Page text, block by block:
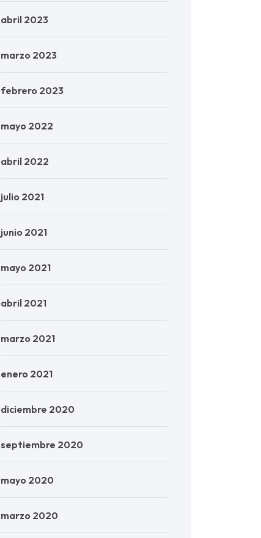
abril 2023
marzo 2023
febrero 2023
mayo 2022
abril 2022
julio 2021
junio 2021
mayo 2021
abril 2021
marzo 2021
enero 2021
diciembre 2020
septiembre 2020
mayo 2020
marzo 2020